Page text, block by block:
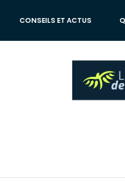
principal
CONSEILS ET ACTUS